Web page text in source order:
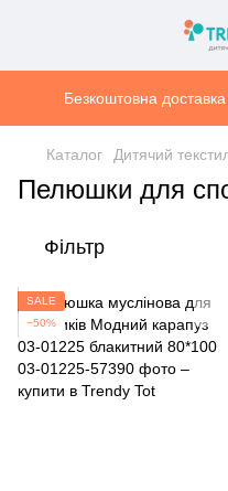
Безкоштовна
Каталог Дитячий
Пелюшки для
Фільтр
SALE
−50%